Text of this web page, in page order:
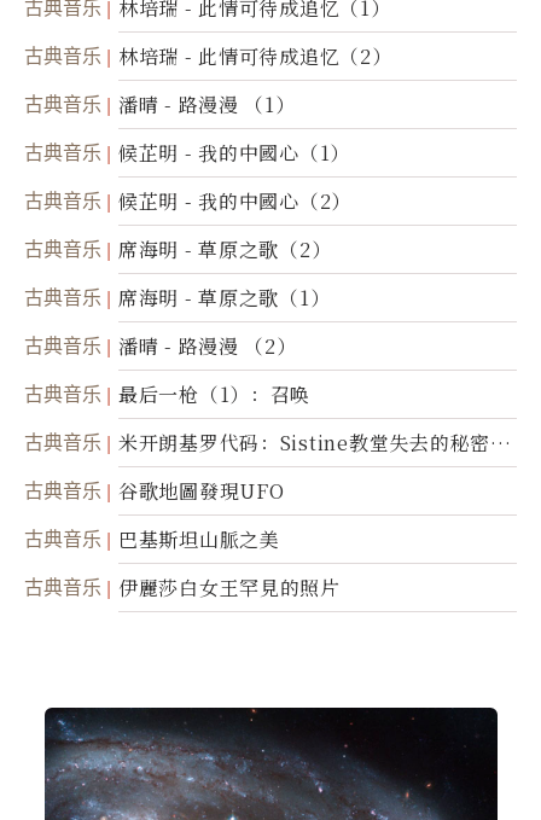
古典音乐 林培瑞 - 此情可待成追忆（1）
古典音乐 林培瑞 - 此情可待成追忆（2）
古典音乐 潘晴 - 路漫漫 （1）
古典音乐 候芷明 - 我的中國心（1）
古典音乐 候芷明 - 我的中國心（2）
古典音乐 席海明 - 草原之歌（2）
古典音乐 席海明 - 草原之歌（1）
古典音乐 潘晴 - 路漫漫 （2）
古典音乐 最后一枪（1）：召唤
古典音乐
米开朗基罗代码：Sistine教堂失去的秘密
(图)
古典音乐 谷歌地圖發現UFO
古典音乐 巴基斯坦山脈之美
古典音乐 伊麗莎白女王罕見的照片